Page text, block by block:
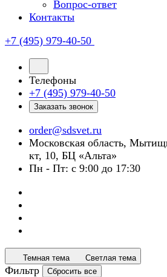
Вопрос-ответ
Контакты
+7 (495) 979-40-50
Телефоны
+7 (495) 979-40-50
Заказать звонок
order@sdsvet.ru
Московская область,
кт, 10, БЦ «Альта»
Пн - Пт: с 9:00 до 17:30
Темная тема Светлая тема
Фильтр Сбросить все